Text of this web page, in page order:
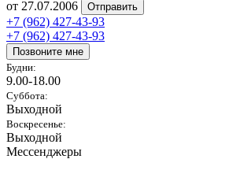
от 27.07.2006
Отправить
+7 (962) 427-43-93
+7 (962) 427-43-93
Позвоните мне
Будни:
9.00-18.00
Суббота:
Выходной
Воскресенье:
Выходной
Мессенджеры